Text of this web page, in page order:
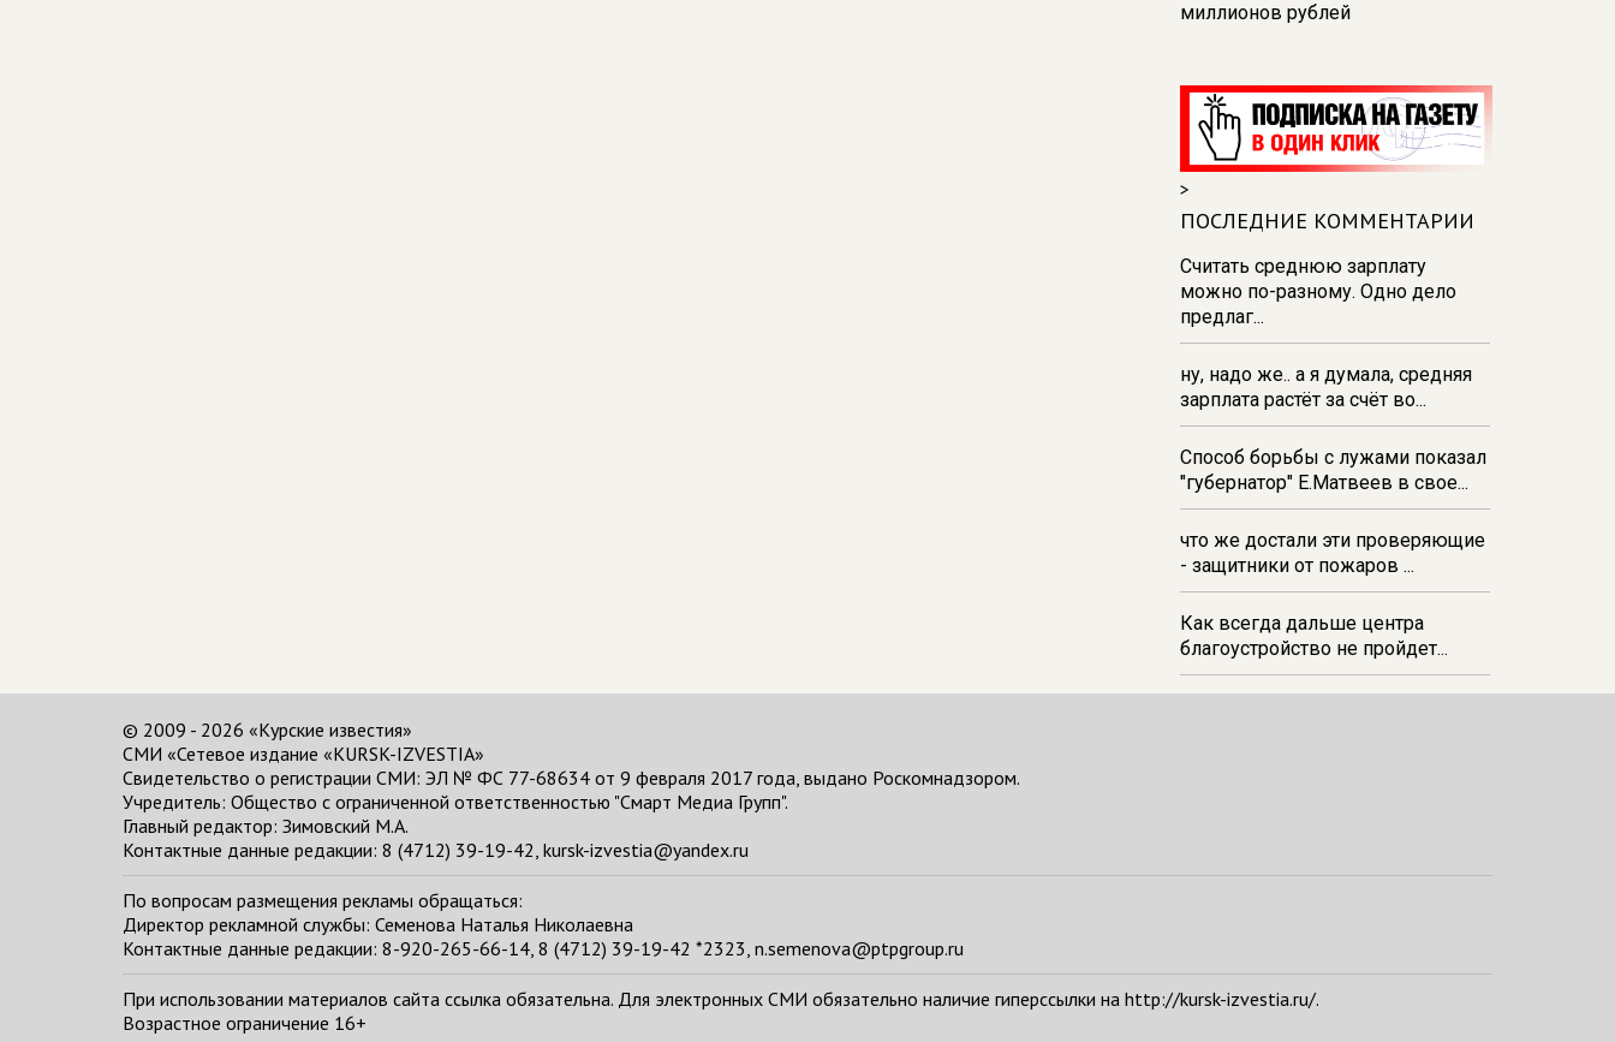
миллионов рублей
Россельхознадзор выявил 55
новых очагов опасных сорняков
и вредителей
10:37К школе на проспекте
Плевицкой в курске строят
двухполосную дорогу с уличным
10:17Обвиняемый в
мошенничестве железногорский
общественник Цыганов
отправлен под домашний арест
06 августа 21:34 В Курске на
тренировка‑вечеринка в формате
DJ Run
21:29В Прямицыно Октябрьского
района почти закончили
обустраивать новую зону отдыха
>
ПОСЛЕДНИЕ КОММЕНТАРИИ
Считать среднюю зарплату
можно по-разному. Одно дело
предлаг...
ну, надо же.. а я думала, средняя
зарплата растёт за счёт во...
Способ борьбы с лужами показал
"губернатор" Е.Матвеев в свое...
что же достали эти проверяющие
- защитники от пожаров ...
Как всегда дальше центра
благоустройство не пройдет...
© 2009 - 2026 «Курские известия»
СМИ «Сетевое издание «KURSK-IZVESTIA»
Свидетельство о регистрации СМИ: ЭЛ № ФС 77-68634 от 9 февраля 2017 года, выдано Роскомнадзором.
Учредитель: Общество с ограниченной ответственностью "Смарт Медиа Групп".
Главный редактор: Зимовский М.А.
Контактные данные редакции: 8 (4712) 39-19-42, kursk-izvestia@yandex.ru
По вопросам размещения рекламы обращаться:
Директор рекламной службы: Семенова Наталья Николаевна
Контактные данные редакции: 8-920-265-66-14, 8 (4712) 39-19-42 *2323, n.semenova@ptpgroup.ru
При использовании материалов сайта ссылка обязательна. Для электронных СМИ обязательно наличие гиперссылки на http://kursk-izvestia.ru/.
Возрастное ограничение 16+